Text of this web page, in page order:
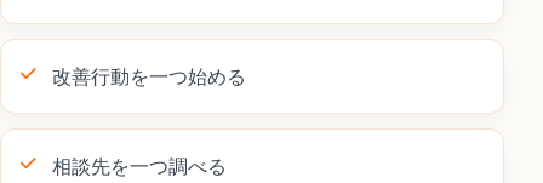
改善行動を一つ始める
相談先を一つ調べる